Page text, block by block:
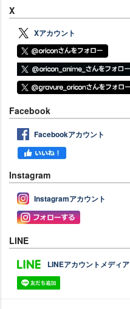
X
Xアカウント
Facebook
Facebookアカウント
Instagram
Instagramアカウント
LINE
LINEアカウントメディア